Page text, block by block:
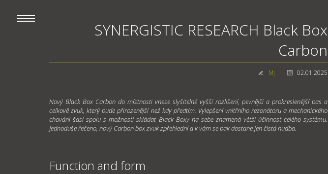
SYNERGISTIC RESEARCH Black Box
Carbon
MJ 02.01.2025
Nový Black Box Carbon do místnosti vnese slyšitelně vyšší rozlišení, pevnější a prokreslenější bas a
celkově zvuk, který bude přirozenější než kdy předtím. Vylepšení vnitřního rezonátoru a mechanického
chování šasi spolu s možností skládat Black Boxy na sebe znamená větší účinnost celého systému.
Jednoduše řečeno, nový Carbon box zvuk zpřehlední a k vám se pak dostane jen čistá hudba.
Function and form